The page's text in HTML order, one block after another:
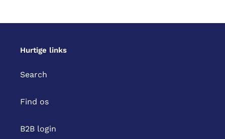
Hurtige links
Search
Find os
B2B login